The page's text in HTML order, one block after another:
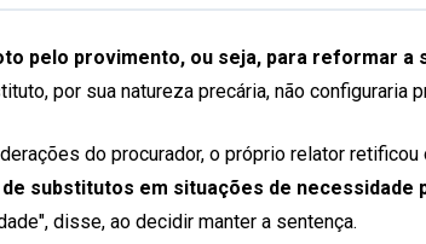
pelo provimento, ou seja, para reformar a
por sua natureza precária, não
do procurador, o próprio relator
substitutos em situações de necessidade
disse, ao decidir manter a sentença.